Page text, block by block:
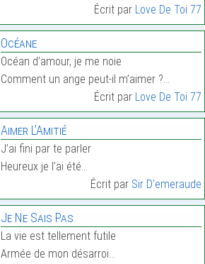
Écrit par Love De Toi 77
Océane
Océan d’amour, je me noie
Comment un ange peut-il m’aimer ?…
Écrit par Love De Toi 77
Aimer L’Amitié
J’ai fini par te parler
Heureux je l’ai été…
Écrit par Sir D'emeraude
Je Ne Sais Pas
La vie est tellement futile
Armée de mon désarroi…